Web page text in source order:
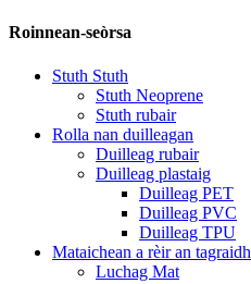
Roinnean-seòrsa
Stuth Stuth
Stuth Neoprene
Stuth rubair
Rolla nan duilleagan
Duilleag rubair
Duilleag plastaig
Duilleag PET
Duilleag PVC
Duilleag TPU
Mataichean a rèir an tagraidh
Luchag Mat